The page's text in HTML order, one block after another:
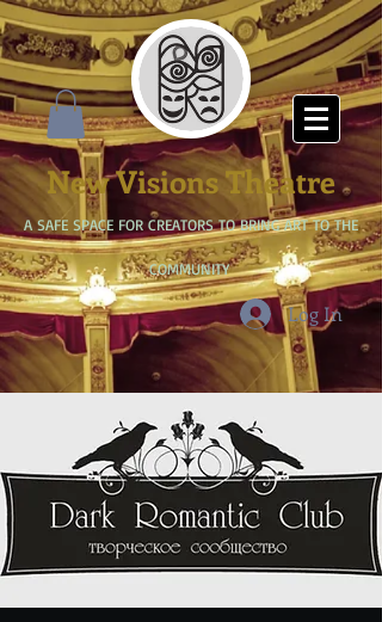
New Visions Theatre
A SAFE SPACE FOR CREATORS TO BRING ART TO THE
COMMUNITY
Log In